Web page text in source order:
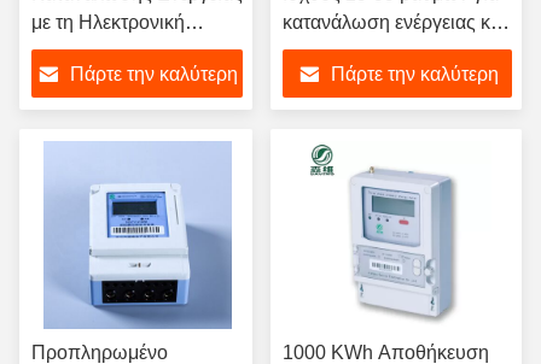
με τη Ηλεκτρονική
Συσκευή Μέτρησης
Ενέργειας μας, Πρότυπο
GB/T17215.321-2008
Πάρτε την καλύτερη
κατανάλωση ενέργειας και
γραμμή χαμηλής τάσης
Πάρτε την καλύτερη
Προπληρωμένο
1000 KWh Αποθήκευση